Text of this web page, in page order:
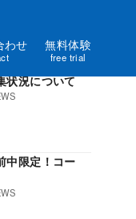
わせ 無料体験
free trial
状況について
中限定！コー